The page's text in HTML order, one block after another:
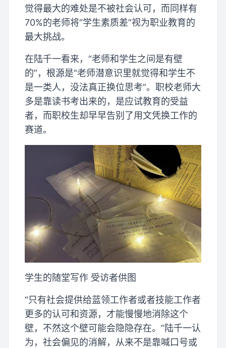
觉得最大的难处是不被社会认可，而同样有
70%的老师将“学生素质差”视为职业教育的
最大挑战。
在陆千一看来，“老师和学生之间是有壁
的”，根源是“老师潜意识里就觉得和学生不
是一类人，没法真正换位思考”。职校老师大
多是靠读书考出来的，是应试教育的受益
者，而职校生却早早告别了用文凭换工作的
赛道。
学生的随堂写作 受访者供图
“只有社会提供给蓝领工作者或者技能工作者
更多的认可和资源，才能慢慢地消除这个
壁，不然这个壁可能会隐隐存在。”陆千一认
为，社会偏见的消解，从来不是靠喊口号或